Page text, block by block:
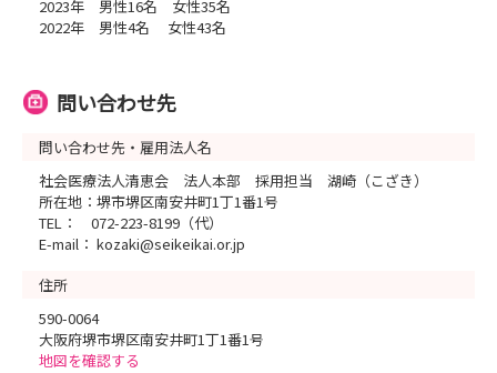
2023年 男性16名 女性35名
2022年 男性4名 女性43名
問い合わせ先
問い合わせ先・雇用法人名
社会医療法人清恵会 法人本部 採用担当 湖崎（こざき）
所在地：堺市堺区南安井町1丁1番1号
TEL： 072-223-8199（代）
E-mail： kozaki@seikeikai.or.jp
住所
590-0064
大阪府堺市堺区南安井町1丁1番1号
地図を確認する